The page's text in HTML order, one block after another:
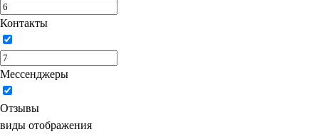
Контакты
Мессенджеры
Отзывы
виды отображения